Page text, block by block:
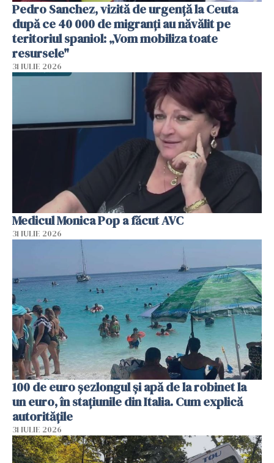
Pedro Sanchez, vizită de urgență la Ceuta
după ce 40 000 de migranți au năvălit pe
teritoriul spaniol: „Vom mobiliza toate
resursele"
31 IULIE 2026
Medicul Monica Pop a făcut AVC
31 IULIE 2026
100 de euro șezlongul și apă de la robinet la
un euro, în stațiunile din Italia. Cum explică
autoritățile
31 IULIE 2026